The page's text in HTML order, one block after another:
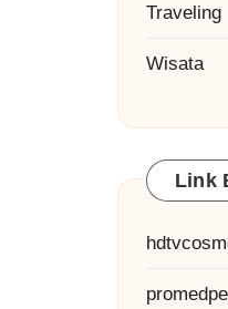
Traveling
Wisata
Link